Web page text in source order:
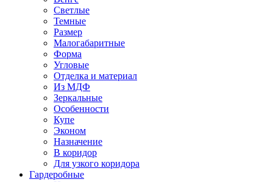
Светлые
Темные
Размер
Малогабаритные
Форма
Угловые
Отделка и материал
Из МДФ
Зеркальные
Особенности
Купе
Эконом
Назначение
В коридор
Для узкого коридора
Гардеробные